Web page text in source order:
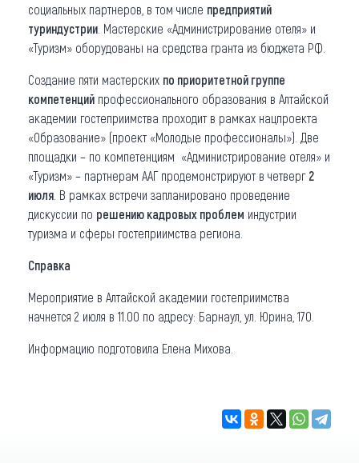
социальных партнеров, в том числе предприятий
туриндустрии . Мастерские «Администрирование отеля» и
«Туризм» оборудованы на средства гранта из бюджета РФ.
Создание пяти мастерских по приоритетной группе
компетенций профессионального образования в Алтайской
академии гостеприимства проходит в рамках нацпроекта
«Образование» (проект «Молодые профессионалы»). Две
площадки – по компетенциям «Администрирование отеля» и
«Туризм» – партнерам ААГ продемонстрируют в четверг 2
июля . В рамках встречи запланировано проведение
дискуссии по решению кадровых проблем индустрии
туризма и сферы гостеприимства региона.
Справка
Мероприятие в Алтайской академии гостеприимства
начнется 2 июля в 11.00 по адресу: Барнаул, ул. Юрина, 170.
Информацию подготовила Елена Михова.